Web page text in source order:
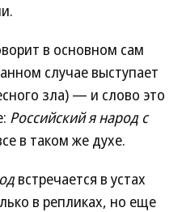
в основном сам
случае выступает
зла) — и слово это
Российский я народ с
в таком же духе.
встречается в устах
в репликах, но еще